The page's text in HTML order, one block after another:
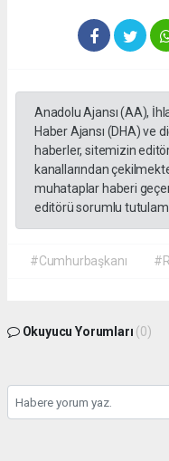
Anadolu Ajansı (AA),
Haber Ajansı (DHA) ve
haberler, sitemizin
kanallarından
muhataplar haberi
editörü sorumlu
#Cumhurbaşkanı
Okuyucu Yorumları (0)